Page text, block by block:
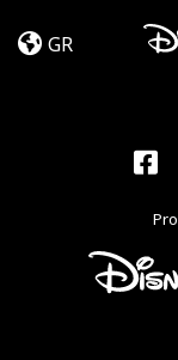
In!GR